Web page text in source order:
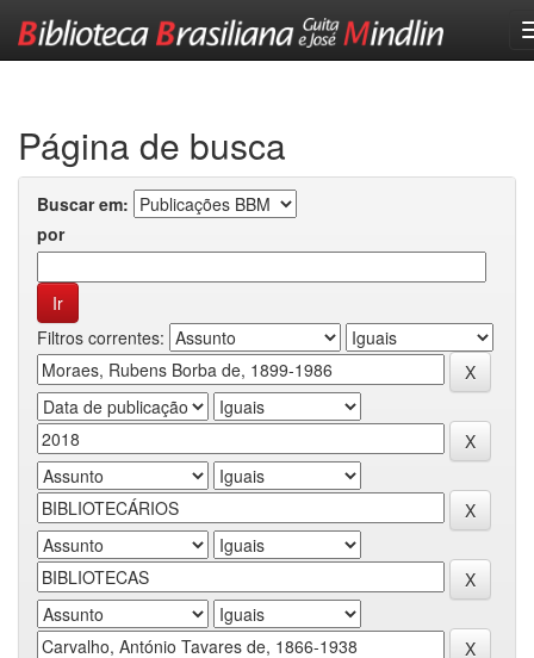
Página de busca
Buscar em:
por
Filtros correntes: